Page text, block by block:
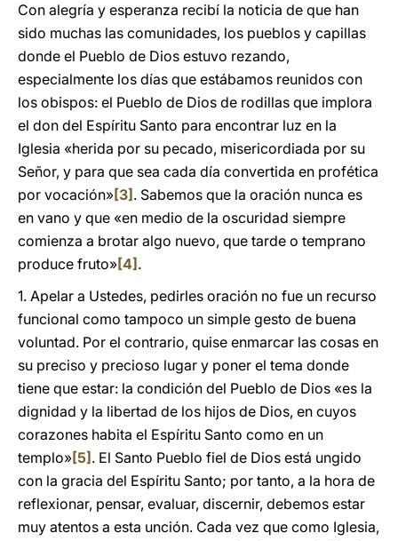
Con alegría y esperanza recibí la noticia de que han
sido muchas las comunidades, los pueblos y capillas
donde el Pueblo de Dios estuvo rezando,
especialmente los días que estábamos reunidos con
los obispos: el Pueblo de Dios de rodillas que implora
el don del Espíritu Santo para encontrar luz en la
Iglesia «herida por su pecado, misericordiada por su
Señor, y para que sea cada día convertida en profética
por vocación»[3] . Sabemos que la oración nunca es
en vano y que «en medio de la oscuridad siempre
comienza a brotar algo nuevo, que tarde o temprano
produce fruto»[4] .
1. Apelar a Ustedes, pedirles oración no fue un recurso
funcional como tampoco un simple gesto de buena
voluntad. Por el contrario, quise enmarcar las cosas en
su preciso y precioso lugar y poner el tema donde
tiene que estar: la condición del Pueblo de Dios «es la
dignidad y la libertad de los hijos de Dios, en cuyos
corazones habita el Espíritu Santo como en un
templo»[5] . El Santo Pueblo fiel de Dios está ungido
con la gracia del Espíritu Santo; por tanto, a la hora de
reflexionar, pensar, evaluar, discernir, debemos estar
muy atentos a esta unción. Cada vez que como Iglesia,